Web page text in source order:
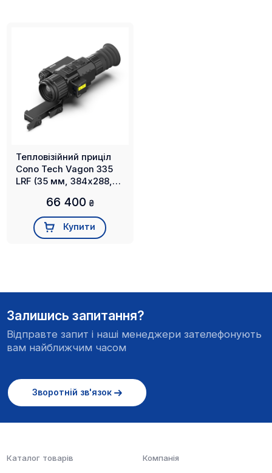
Тепловізійний приціл
Cono Tech Vagon 335
LRF (35 мм, 384х288,
66 400 ₴
Купити
Залишись запитання?
Відправте запит і наші менеджери зателефонують
вам найближчим часом
Зворотній зв'язок
Каталог товарів
Компанія